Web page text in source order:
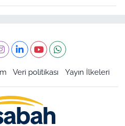
Veri politikası Yayın İlkeleri